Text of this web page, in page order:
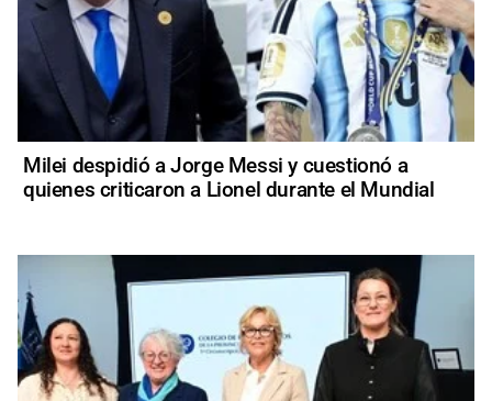
Milei despidió a Jorge Messi y cuestionó a
quienes criticaron a Lionel durante el Mundial